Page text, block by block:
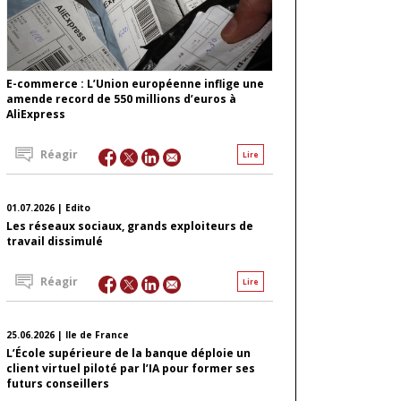
E-commerce : L’Union européenne inflige une
amende record de 550 millions d’euros à
AliExpress
Lire
Réagir
01.07.2026 | Edito
Les réseaux sociaux, grands exploiteurs de
travail dissimulé
Lire
Réagir
25.06.2026 | Ile de France
L’École supérieure de la banque déploie un
client virtuel piloté par l’IA pour former ses
futurs conseillers